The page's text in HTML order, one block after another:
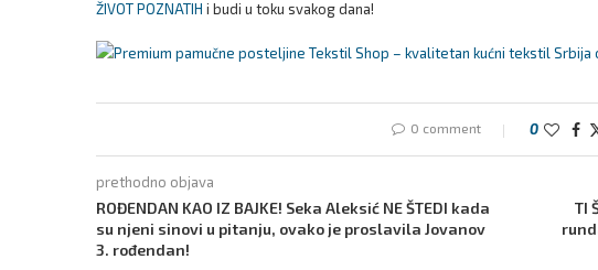
ŽIVOT POZNATIH i budi u toku svakog dana!
0 comment 0
prethodno objava
ROĐENDAN KAO IZ BAJKE! Seka Aleksić NE ŠTEDI kada
su njeni sinovi u pitanju, ovako je proslavila Jovanov
3. rođendan!
TI